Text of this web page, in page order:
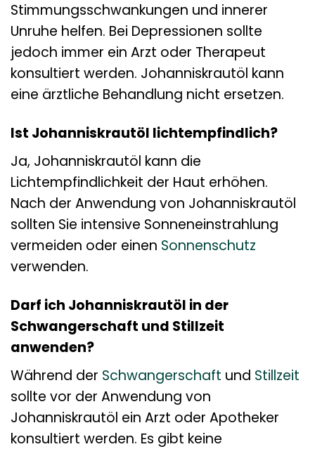
Stimmungsschwankungen und innerer
Unruhe helfen. Bei Depressionen sollte
jedoch immer ein Arzt oder Therapeut
konsultiert werden. Johanniskrautöl kann
eine ärztliche Behandlung nicht ersetzen.
Ist Johanniskrautöl lichtempfindlich?
Ja, Johanniskrautöl kann die
Lichtempfindlichkeit der Haut erhöhen.
Nach der Anwendung von Johanniskrautöl
sollten Sie intensive Sonneneinstrahlung
vermeiden oder einen Sonnenschutz
verwenden.
Darf ich Johanniskrautöl in der
Schwangerschaft und Stillzeit
anwenden?
Während der Schwangerschaft und Stillzeit
sollte vor der Anwendung von
Johanniskrautöl ein Arzt oder Apotheker
konsultiert werden. Es gibt keine